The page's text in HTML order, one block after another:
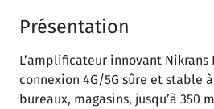
Présentation
L’amplificateur innovant Nikrans
connexion 4G/5G sûre et stable
bureaux, magasins, jusqu’à 350